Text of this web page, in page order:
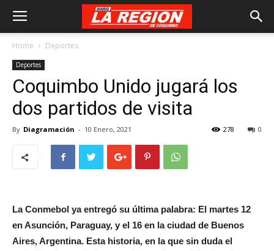
Home Deportes
Deportes
Coquimbo Unido jugará los
dos partidos de visita
By Diagramación - 10 Enero, 2021 0
278
La Conmebol ya entregó su última palabra: El martes 12
en Asunción, Paraguay, y el 16 en la ciudad de Buenos
Aires, Argentina. Esta historia, en la que sin duda el